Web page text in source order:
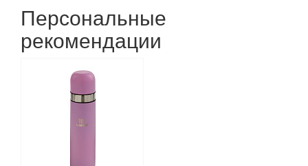
Персональные
рекомендации